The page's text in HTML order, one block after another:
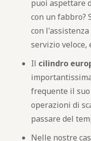
puoi aspettare
con un fabbro?
con
servizio veloce,
Il cilindro
frequente il
operazioni di
passare del
Nelle nostre